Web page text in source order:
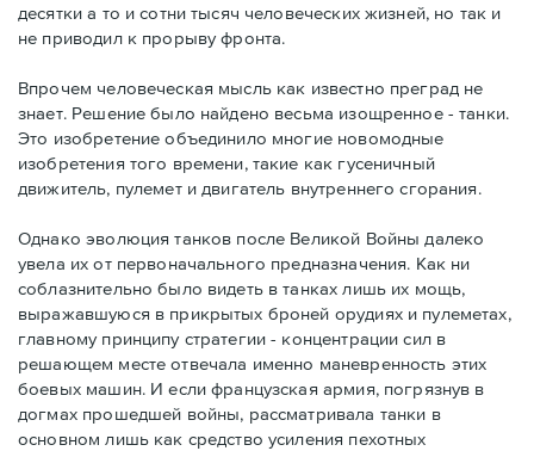
десятки а то и сотни тысяч человеческих жизней, но так и
не приводил к прорыву фронта.
Впрочем человеческая мысль как известно преград не
знает. Решение было найдено весьма изощренное - танки.
Это изобретение объединило многие новомодные
изобретения того времени, такие как гусеничный
движитель, пулемет и двигатель внутреннего сгорания.
Однако эволюция танков после Великой Войны далеко
увела их от первоначального предназначения. Как ни
соблазнительно было видеть в танках лишь их мощь,
выражавшуюся в прикрытых броней орудиях и пулеметах,
главному принципу стратегии - концентрации сил в
решающем месте отвечала именно маневренность этих
боевых машин. И если французская армия, погрязнув в
догмах прошедшей войны, рассматривала танки в
основном лишь как средство усиления пехотных